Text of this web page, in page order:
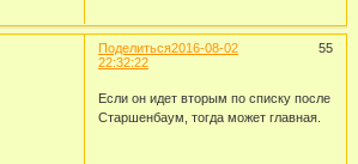
Поделиться 55
2016-08-02
22:32:22
Если он идет вторым по списку после
Старшенбаум, тогда может главная.